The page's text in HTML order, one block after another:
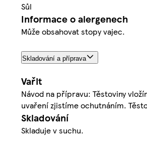
Sůl
Informace o alergenech
Může obsahovat stopy vajec.
Skladování a příprava
Vařit
Návod na přípravu: Těstoviny
uvaření zjistíme ochutnáním.
Skladování
Skladuje v suchu.